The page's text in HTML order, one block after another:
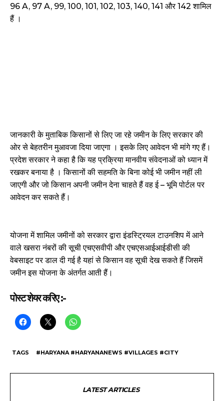
96 A, 97 A, 99, 100, 101, 102, 103, 140, 141 और 142 शामिल
हैं ।
जानकारी के मुताबिक किसानों से लिए जा रहे जमीन के लिए सरकार की
ओर से बेहतरीन मुआवजा दिया जाएगा । इसके लिए आवेदन भी मांगे गए हैं।
प्रदेश सरकार ने कहा है कि यह प्रक्रिया मानवीय संवेदनाओं को ध्यान में
रखकर बनाया है । किसानों की सहमति के बिना कोई भी जमीन नहीं ली
जाएगी और जो किसान अपनी जमीन देना चाहते हैं वह ई – भूमि पोर्टल पर
आवेदन कर सकते हैं।
योजना में शामिल जमीनों को सरकार द्वारा इंडस्ट्रियल टाउनशिप में आने
वाले खसरा नंबरों की सूची एचएसवीपी और एचएसआईआईडीसी की
वेबसाइट पर डाल दी गई है यहां से किसान वह सूची देख सकते हैं जिसमें
जमीन इस योजना के अंतर्गत आती हैं।
पोस्ट शेयर करिए :-
TAGS #HARYANA #HARYANANEWS #VILLAGES #CITY
LATEST ARTICLES